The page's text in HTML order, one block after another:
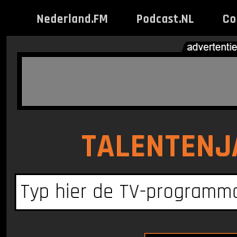
Nederland.FM Podcast.NL